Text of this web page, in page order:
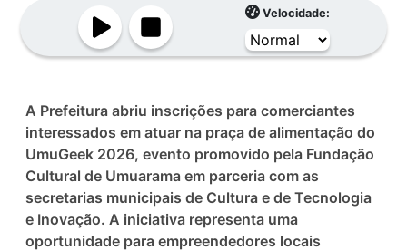
Velocidade:
A Prefeitura abriu inscrições para comerciantes
interessados em atuar na praça de alimentação do
UmuGeek 2026, evento promovido pela Fundação
Cultural de Umuarama em parceria com as
secretarias municipais de Cultura e de Tecnologia
e Inovação. A iniciativa representa uma
oportunidade para empreendedores locais